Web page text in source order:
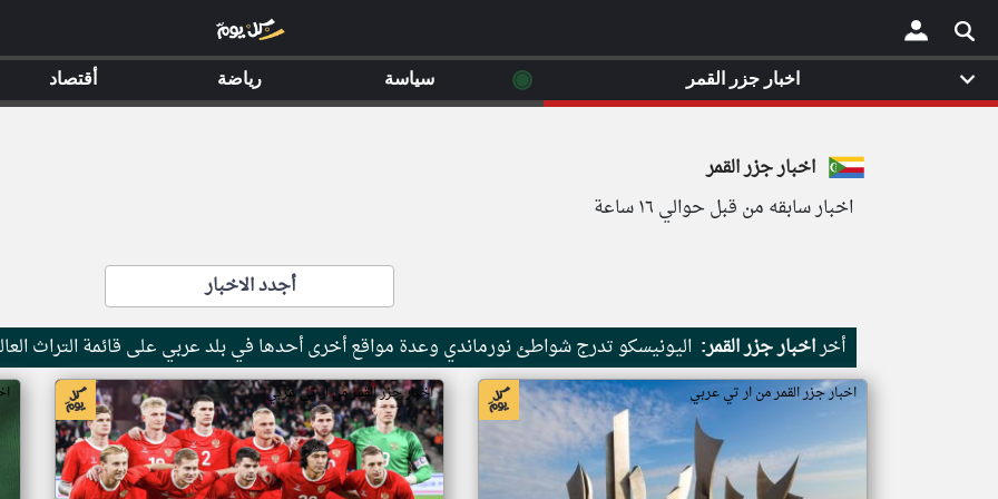
×
اخبار جزر القمر
اخبار سابقه من قبل حوالي ١٦ ساعة
أجدد الاخبار
أخراخبار جزر القمر: اليونيسكو تدرج شواطئ نورماندي وعدة مواقع أخرى أحدها في بلد عربي على قائمة التراث
اخبار جزر القمر من ار تي عربي اخبار جزر القمر من ار تي عربي
اخبار جزر القمر ◉ سياسة رياضة أقتصاد